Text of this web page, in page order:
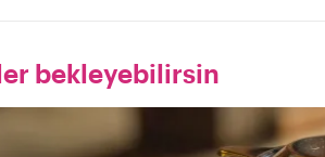
bekleyebilirsin